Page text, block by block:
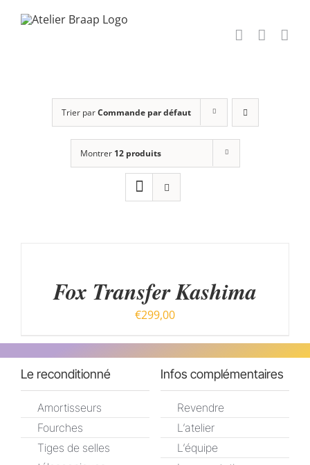
Trier parCommande par défaut
Montrer 12 produits
DÉTAILSFox Transfer Kashima
€299,00
Le reconditionné
Amortisseurs
Fourches
Tiges de selles
Infos complémentaires
Revendre
L’atelier
L’équipe